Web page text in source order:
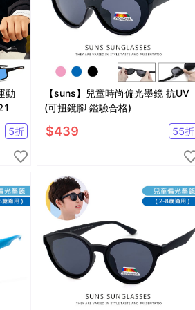
動
5折
【suns】兒童時尚偏光墨鏡 抗UV
(可扭鏡腳 鑑驗合格)
$439 55折